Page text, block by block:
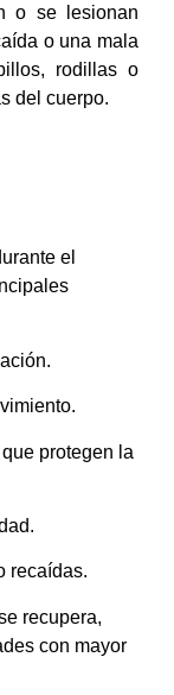
o se lesionan
o una mala
rodillas o
del cuerpo.
el
protegen la
recaídas.
recupera,
con mayor